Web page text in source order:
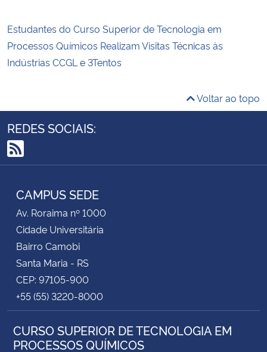
Estudantes do Curso Superior de Tecnologia em
Processos Químicos Realizam Visitas Técnicas às
Indústrias CCGL e 3Tentos
Voltar ao topo
REDES SOCIAIS:
RSS
CAMPUS SEDE
Av. Roraima nº 1000
Cidade Universitária
Bairro Camobi
Santa Maria - RS
CEP: 97105-900
+55 (55) 3220-8000
CURSO SUPERIOR DE TECNOLOGIA EM
PROCESSOS QUÍMICOS